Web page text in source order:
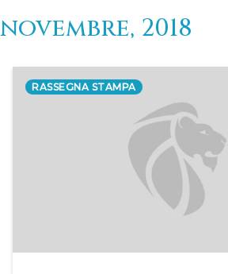
novembre, 2018
RASSEGNA STAMPA